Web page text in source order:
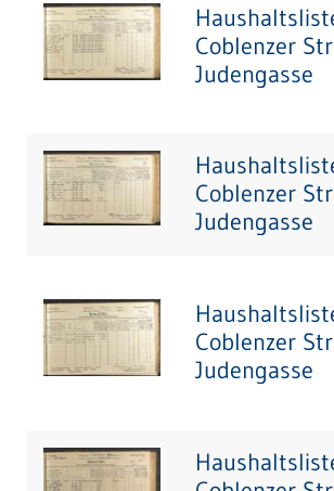
Coblenzer
Judengasse
Coblenzer
Judengasse
Coblenzer
Judengasse